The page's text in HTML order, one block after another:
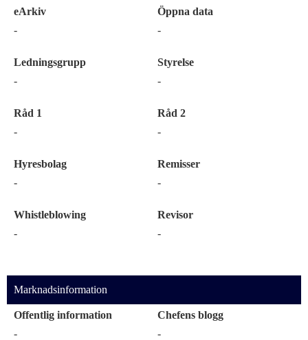
eArkiv
-
Öppna data
-
Ledningsgrupp
-
Styrelse
-
Råd 1
-
Råd 2
-
Hyresbolag
-
Remisser
-
Whistleblowing
-
Revisor
-
Marknadsinformation
Offentlig information
-
Chefens blogg
-